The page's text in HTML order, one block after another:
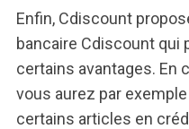
Enfin, Cdiscount
bancaire Cdiscount qui
certains avantages. En
vous aurez par
certains articles en